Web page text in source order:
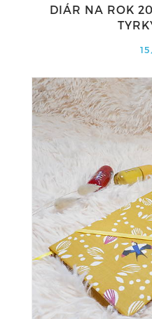
DIÁR NA ROK